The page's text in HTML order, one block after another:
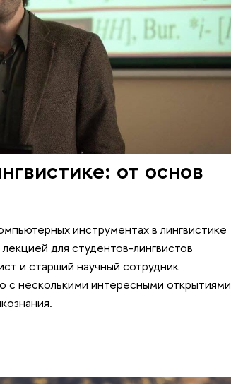
от основ
инструментах в лингвистике
для студентов-лингвистов
и старший научный сотрудник
с несколькими интересными открытиями